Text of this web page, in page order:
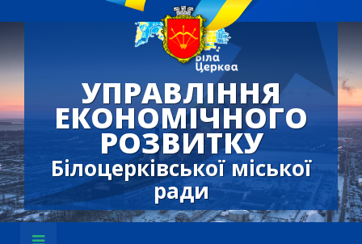
УПРАВЛІННЯ
ЕКОНОМІЧНОГО
РОЗВИТКУ
Білоцерківської міської
ради